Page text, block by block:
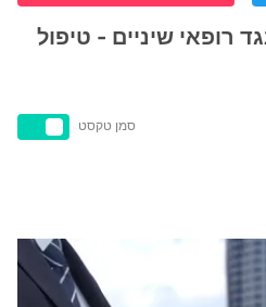
רופאי שיניים - טיפול
סמן טקסט